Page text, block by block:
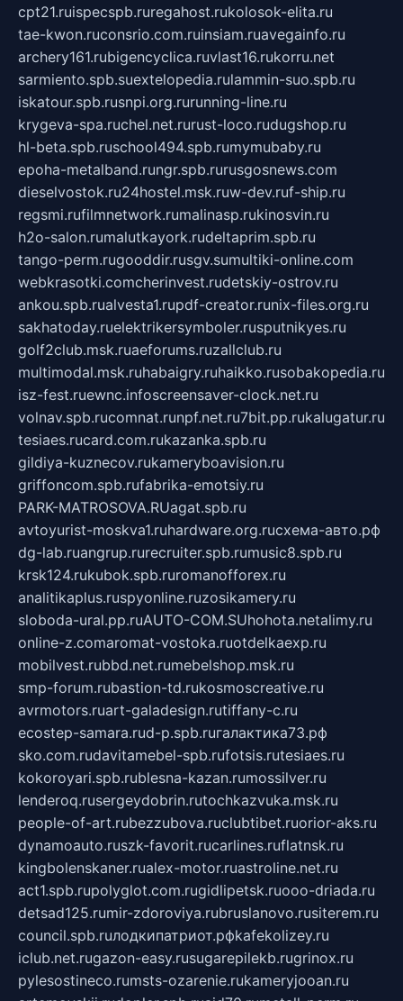
cpt21.ruispecspb.ruregahost.rukolosok-elita.ru
tae-kwon.ruconsrio.com.ruinsiam.ruavegainfo.ru
archery161.rubigencyclica.ruvlast16.rukorru.net
sarmiento.spb.suextelopedia.rulammin-suo.spb.ru
iskatour.spb.rusnpi.org.rurunning-line.ru
krygeva-spa.ruchel.net.rurust-loco.rudugshop.ru
hl-beta.spb.ruschool494.spb.rumymubaby.ru
epoha-metalband.rungr.spb.rurusgosnews.com
dieselvostok.ru24hostel.msk.ruw-dev.ruf-ship.ru
regsmi.rufilmnetwork.rumalinasp.rukinosvin.ru
h2o-salon.rumalutkayork.rudeltaprim.spb.ru
tango-perm.rugooddir.rusgv.sumultiki-online.com
webkrasotki.comcherinvest.rudetskiy-ostrov.ru
ankou.spb.rualvesta1.rupdf-creator.runix-files.org.ru
sakhatoday.ruelektrikersymboler.rusputnikyes.ru
golf2club.msk.ruaeforums.ruzallclub.ru
multimodal.msk.ruhabaigry.ruhaikko.rusobakopedia.ru
isz-fest.ruewnc.infoscreensaver-clock.net.ru
volnav.spb.rucomnat.runpf.net.ru7bit.pp.rukalugatur.ru
tesiaes.rucard.com.rukazanka.spb.ru
gildiya-kuznecov.rukameryboavision.ru
griffoncom.spb.rufabrika-emotsiy.ru
PARK-MATROSOVA.RUagat.spb.ru
avtoyurist-moskva1.ruhardware.org.ruсхема-авто.рф
dg-lab.ruangrup.rurecruiter.spb.rumusic8.spb.ru
krsk124.rukubok.spb.ruromanofforex.ru
analitikaplus.ruspyonline.ruzosikamery.ru
sloboda-ural.pp.ruAUTO-COM.SUhohota.netalimy.ru
online-z.comaromat-vostoka.ruotdelkaexp.ru
mobilvest.rubbd.net.rumebelshop.msk.ru
smp-forum.rubastion-td.rukosmoscreative.ru
avrmotors.ruart-galadesign.rutiffany-c.ru
ecostep-samara.rud-p.spb.ruгалактика73.рф
sko.com.rudavitamebel-spb.rufotsis.rutesiaes.ru
kokoroyari.spb.rublesna-kazan.rumossilver.ru
lenderoq.rusergeydobrin.rutochkazvuka.msk.ru
people-of-art.rubezzubova.ruclubtibet.ruorior-aks.ru
dynamoauto.ruszk-favorit.rucarlines.ruflatnsk.ru
kingbolenskaner.rualex-motor.ruastroline.net.ru
act1.spb.rupolyglot.com.rugidlipetsk.ruooo-driada.ru
detsad125.rumir-zdoroviya.rubruslanovo.rusiterem.ru
council.spb.ruлодкипатриот.рфkafekolizey.ru
iclub.net.rugazon-easy.rusugarepilekb.rugrinox.ru
pylesostineco.rumsts-ozarenie.rukameryjooan.ru